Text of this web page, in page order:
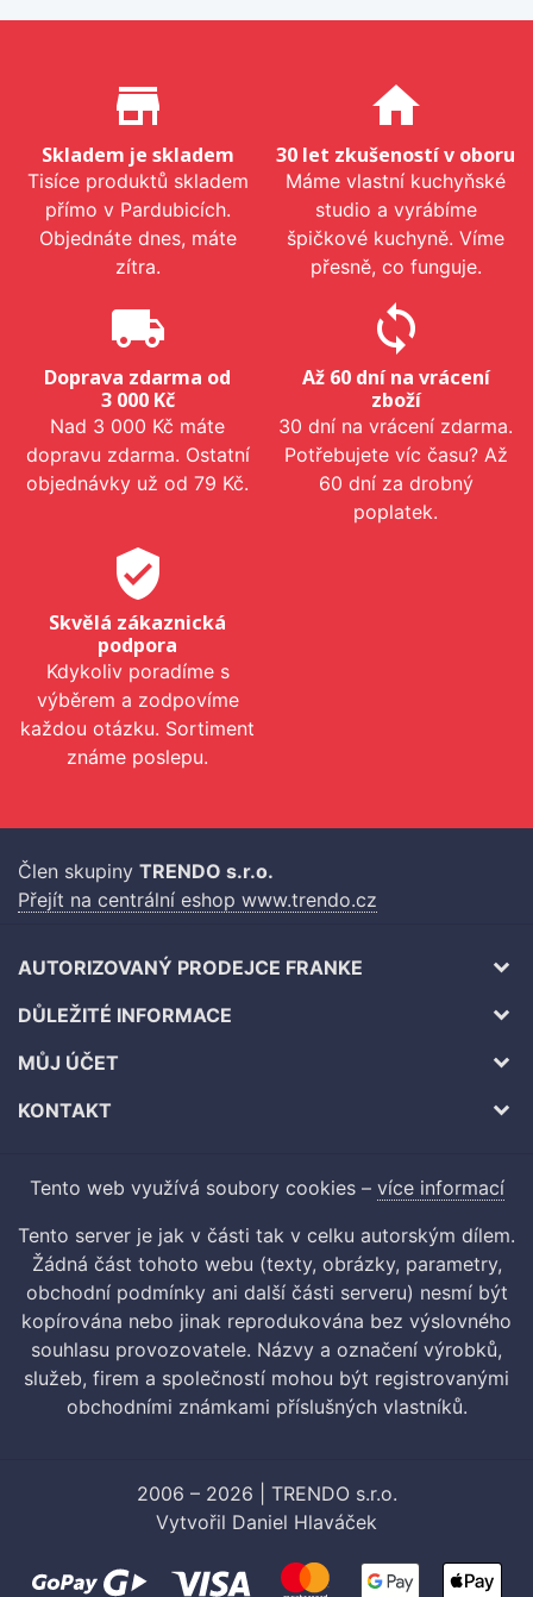
Proč nakupovat u nás?
store_mall_directory
Skladem je skladem
Tisíce produktů skladem
přímo v Pardubicích.
Objednáte dnes, máte
zítra.
home
30 let zkušeností v oboru
Máme vlastní kuchyňské
studio a vyrábíme
špičkové kuchyně. Víme
přesně, co funguje.
local_shipping
Doprava zdarma od
3 000 Kč
Nad 3 000 Kč máte
dopravu zdarma. Ostatní
objednávky už od 79 Kč.
sync
Až 60 dní na vrácení
zboží
30 dní na vrácení zdarma.
Potřebujete víc času? Až
60 dní za drobný
poplatek.
verified_user
Skvělá zákaznická
podpora
Kdykoliv poradíme s
výběrem a zodpovíme
každou otázku. Sortiment
známe poslepu.
Člen skupiny TRENDO s.r.o.
Přejít na centrální eshop www.trendo.cz
AUTORIZOVANÝ PRODEJCE FRANKE
DŮLEŽITÉ INFORMACE
MŮJ ÚČET
KONTAKT
Tento web využívá soubory cookies – více informací
Tento server je jak v části tak v celku autorským dílem.
Žádná část tohoto webu (texty, obrázky, parametry,
obchodní podmínky ani další části serveru) nesmí být
kopírována nebo jinak reprodukována bez výslovného
souhlasu provozovatele. Názvy a označení výrobků,
služeb, firem a společností mohou být registrovanými
obchodními známkami příslušných vlastníků.
2006 – 2026 | TRENDO s.r.o.
Vytvořil Daniel Hlaváček